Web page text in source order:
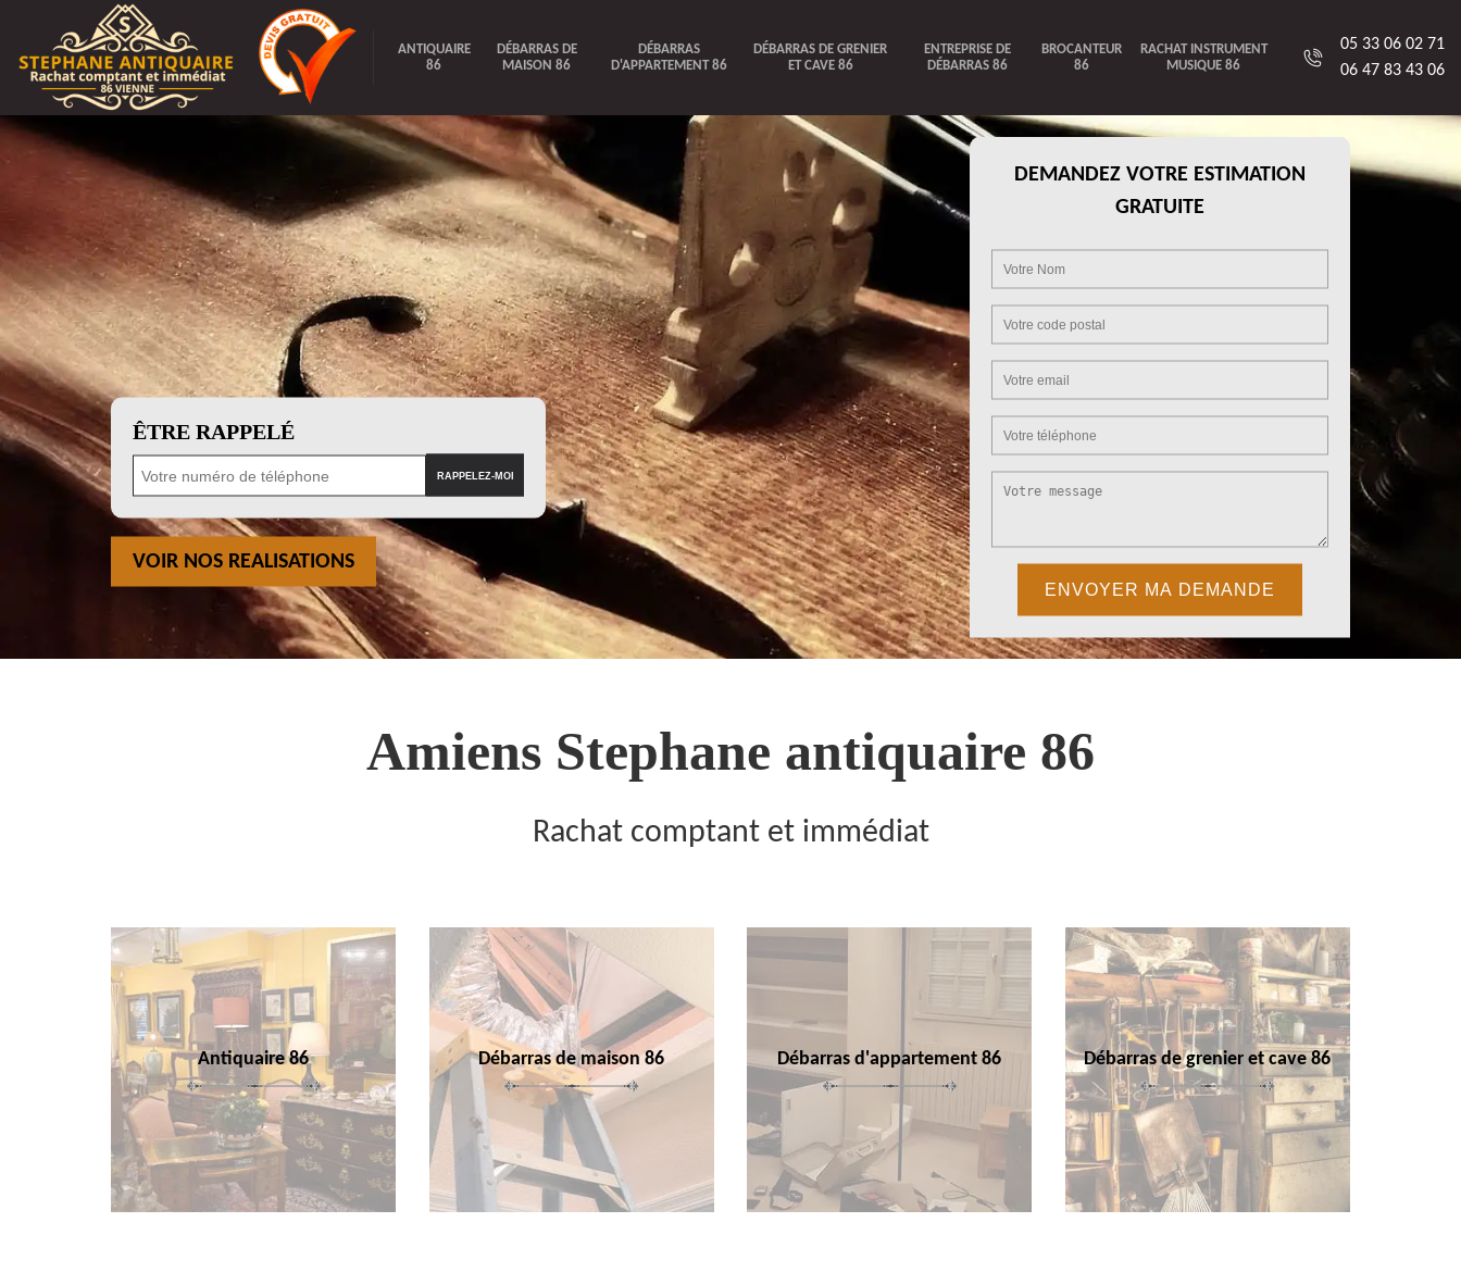
ANTIQUAIRE
86
DÉBARRAS DE
MAISON 86
DÉBARRAS
D'APPARTEMENT 86
DÉBARRAS DE GRENIER
ET CAVE 86
ENTREPRISE DE
DÉBARRAS 86
BROCANTEUR
86
RACHAT INSTRUMENT
MUSIQUE 86
05 33 06 02 71
06 47 83 43 06
ÊTRE RAPPELÉ
VOIR NOS REALISATIONS
DEMANDEZ VOTRE ESTIMATION
GRATUITE
Amiens Stephane antiquaire 86
Rachat comptant et immédiat
Antiquaire 86 Débarras de maison 86 Débarras d'appartement 86 Débarras de grenier et cave 86